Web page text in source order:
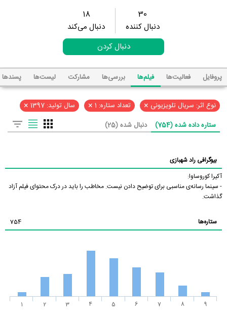
30
دنبال کننده
18
دنبال می‌کند
دنبال کردن
پروفایل فعالیت‌ها فیلم‌ها بررسی‌ها مشارکت لیست‌ها پسند‌ها
نوع اثر: سریال تلویزیونی × تعداد ستاره: 1 × سال تولید: 1397 ×
ستاره داده شده (754) دنبال شده (25)
بیوگرافی راد شهبازی
آکیرا کوروساوا:
- سینما رسانه‌ی مناسبی برای توضیح دادن نیست. مخاطب را باید در درک محتوای فیلم آزاد
گذاشت.
ستاره‌ها 754
1 2 3 4 5 6 7 8 9